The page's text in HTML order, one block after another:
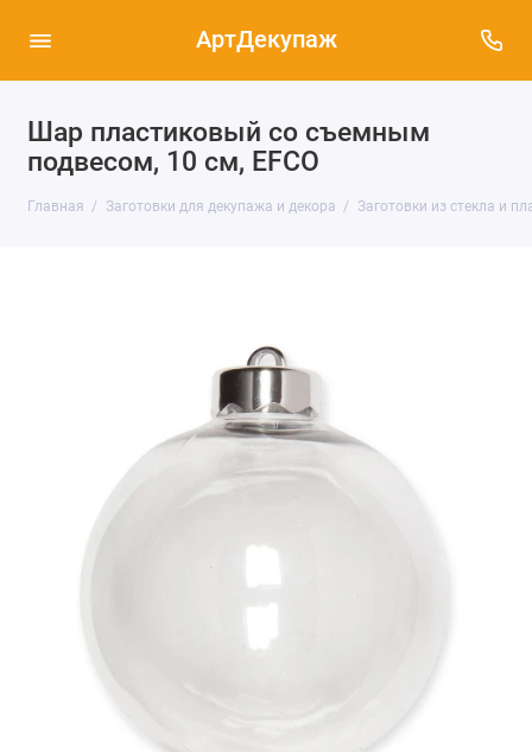
АртДекупаж
Шар пластиковый со съемным
подвесом, 10 см, EFCO
Главная Заготовки для декупажа и декора Заготовки из стекла и